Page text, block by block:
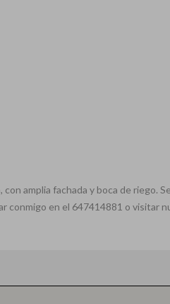
amplia fachada y boca de riego.
conmigo en el 647414881 o visitar